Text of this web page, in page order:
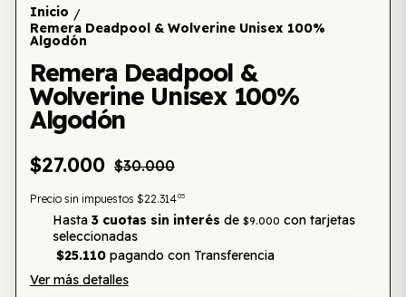
Inicio /
Remera Deadpool & Wolverine Unisex 100%
Algodón
Remera Deadpool &
Wolverine Unisex 100%
Algodón
$27.000 $30.000
Precio sin impuestos $22.31405
Hasta 3 cuotas sin interés de $9.000 con tarjetas
seleccionadas
$25.110pagando con Transferencia
Ver más detalles